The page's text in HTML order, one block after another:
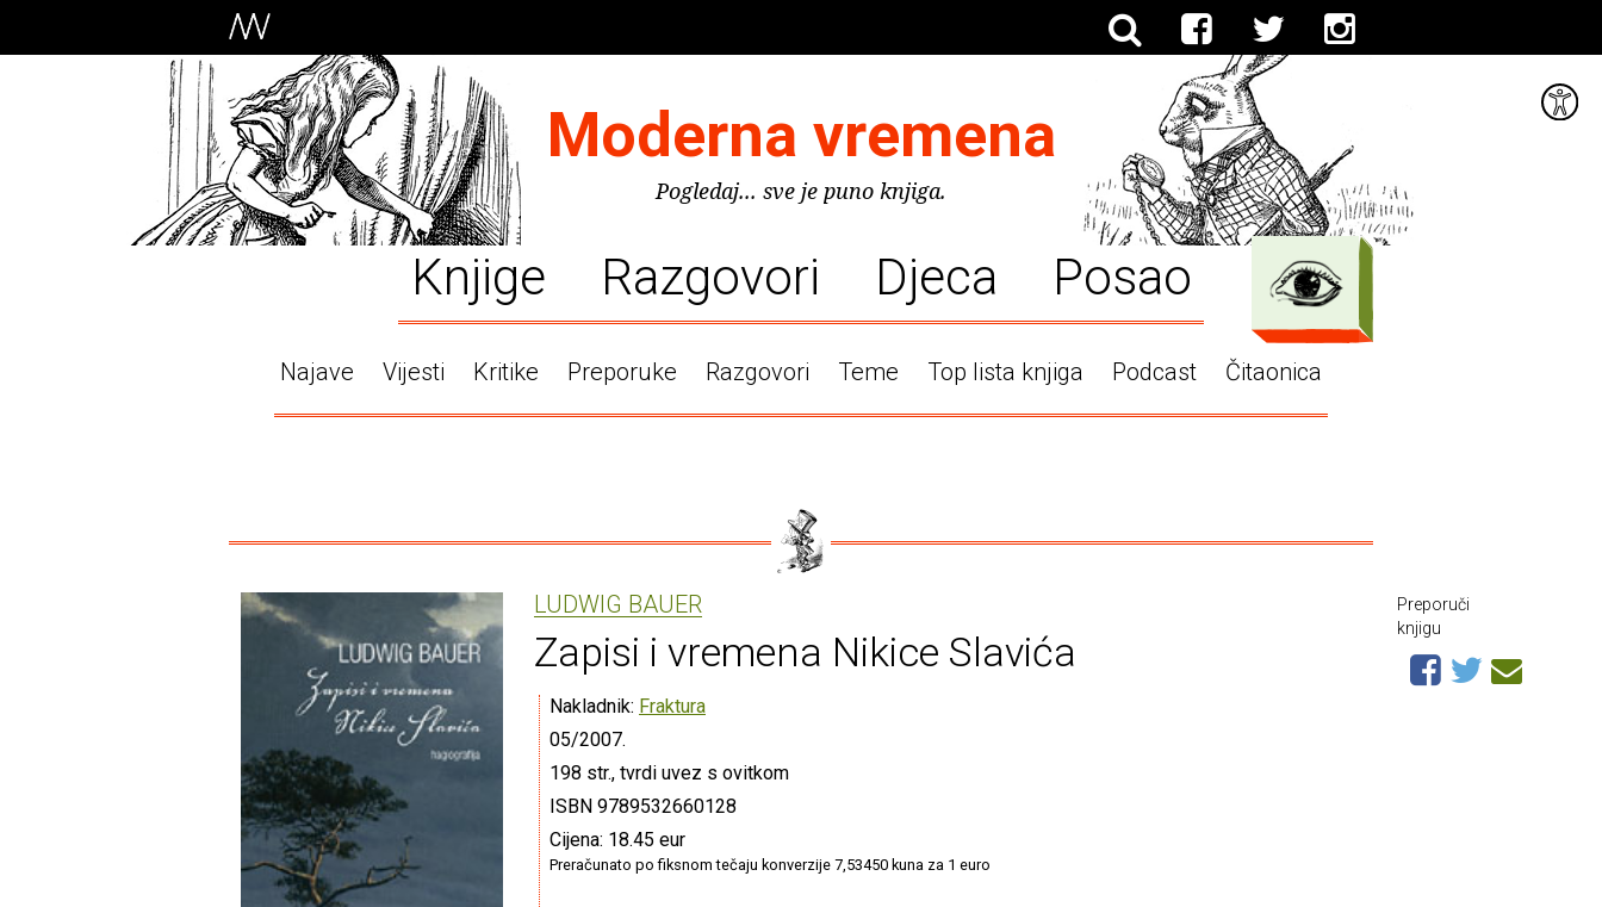
Moderna vremena
Pogledaj... sve je puno knjiga.
Knjige Razgovori Djeca Posao
Najave Vijesti Kritike Preporuke Razgovori Teme Top lista knjiga Podcast Čitaonica
LUDWIG BAUER
Zapisi i vremena Nikice Slavića
Nakladnik: Fraktura
05/2007.
198 str., tvrdi uvez s ovitkom
ISBN 9789532660128
Cijena: 18.45 eur
Preračunato po fiksnom tečaju konverzije 7,53450 kuna za 1 euro
Preporuči
knjigu